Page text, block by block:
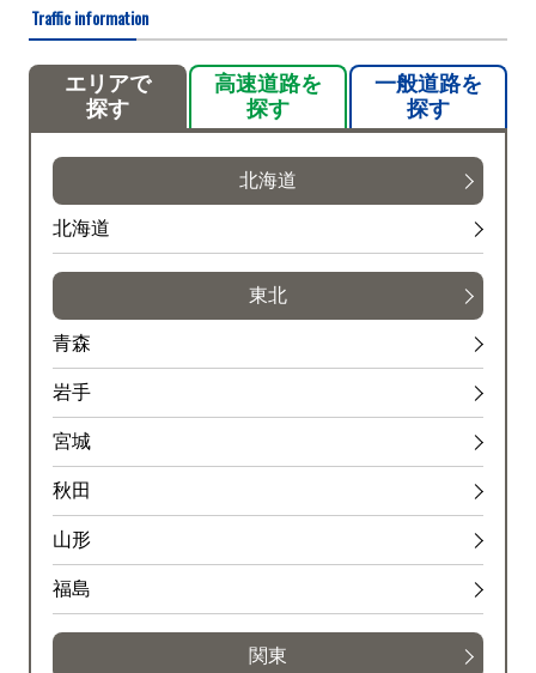
Traffic information
エリアで
探す
高速道路を
探す
一般道路を
探す
北海道
北海道
東北
青森
岩手
宮城
秋田
山形
福島
関東